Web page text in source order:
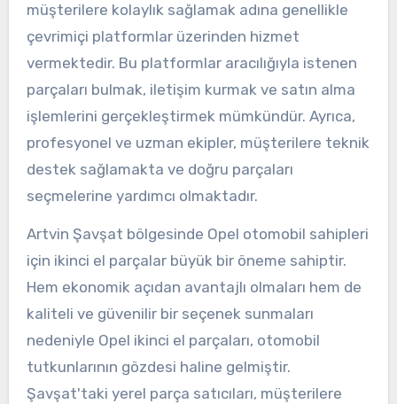
müşterilere kolaylık sağlamak adına genellikle
çevrimiçi platformlar üzerinden hizmet
vermektedir. Bu platformlar aracılığıyla istenen
parçaları bulmak, iletişim kurmak ve satın alma
işlemlerini gerçekleştirmek mümkündür. Ayrıca,
profesyonel ve uzman ekipler, müşterilere teknik
destek sağlamakta ve doğru parçaları
seçmelerine yardımcı olmaktadır.
Artvin Şavşat bölgesinde Opel otomobil sahipleri
için ikinci el parçalar büyük bir öneme sahiptir.
Hem ekonomik açıdan avantajlı olmaları hem de
kaliteli ve güvenilir bir seçenek sunmaları
nedeniyle Opel ikinci el parçaları, otomobil
tutkunlarının gözdesi haline gelmiştir.
Şavşat'taki yerel parça satıcıları, müşterilere